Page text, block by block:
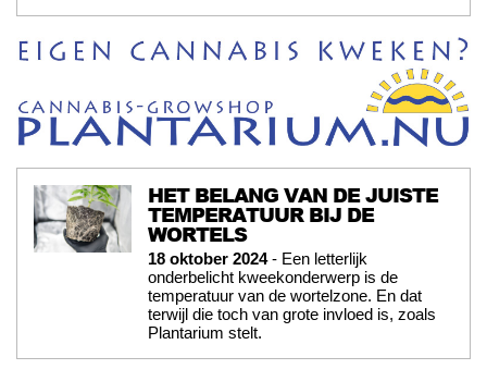
HET BELANG VAN DE JUISTE
TEMPERATUUR BIJ DE
WORTELS
18 oktober 2024- Een letterlijk
onderbelicht kweekonderwerp is de
temperatuur van de wortelzone. En dat
terwijl die toch van grote invloed is, zoals
Plantarium stelt.